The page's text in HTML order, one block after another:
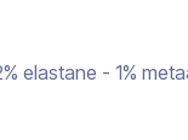
elastane - 1%